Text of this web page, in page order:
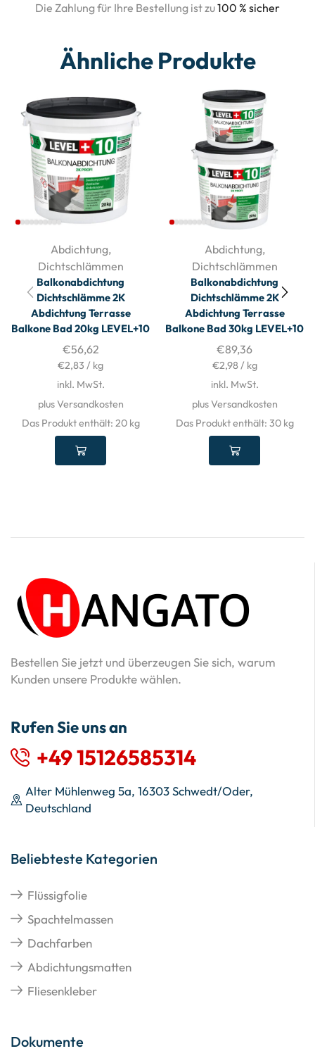
Die Zahlung für Ihre Bestellung ist zu100 % sicher
Ähnliche Produkte
Abdichtung,
Dichtschlämmen
Balkonabdichtung
Dichtschlämme 2K
Abdichtung Terrasse
Balkone Bad 20kg LEVEL+10
€56,62
€2,83 / kg
inkl. MwSt.
plus Versandkosten
Das Produkt enthält: 20 kg
Abdichtung,
Dichtschlämmen
Balkonabdichtung
Dichtschlämme 2K
Abdichtung Terrasse
Balkone Bad 30kg LEVEL+10
€89,36
€2,98/ kg
inkl. MwSt.
plus Versandkosten
Das Produkt enthält: 30 kg
Bestellen Sie jetzt und überzeugen Sie sich, warum
Kunden unsere Produkte wählen.
Rufen Sie uns an
+49 15126585314
Alter Mühlenweg 5a, 16303 Schwedt/Oder,
Deutschland
Beliebteste Kategorien
Flüssigfolie
Spachtelmassen
Dachfarben
Abdichtungsmatten
Fliesenkleber
Dokumente